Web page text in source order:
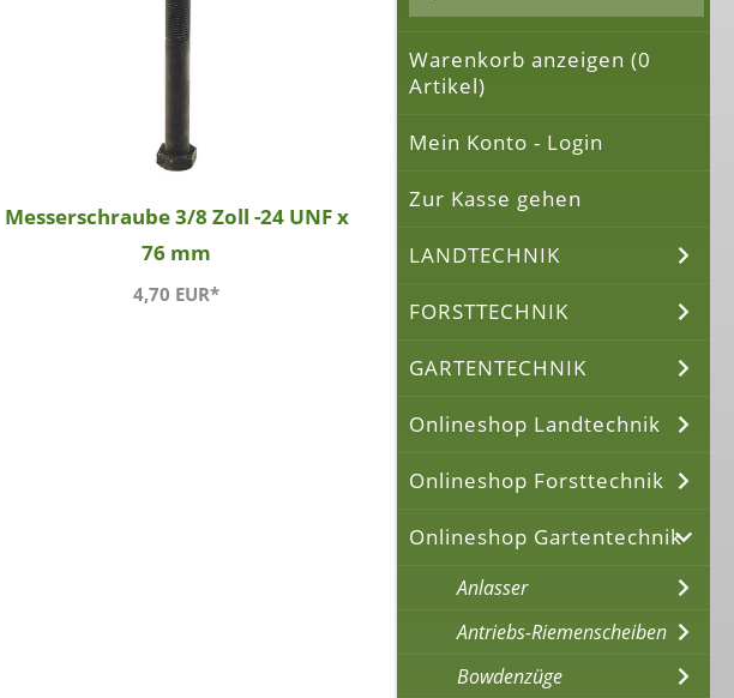
Warenkorb anzeigen (0
Artikel)
Mein Konto - Login
Zur Kasse gehen
LANDTECHNIK
FORSTTECHNIK
GARTENTECHNIK
Onlineshop Landtechnik
Onlineshop Forsttechnik
Onlineshop Gartentechnik
Anlasser
Antriebs-Riemenscheiben
Bowdenzüge
Messerschraube 3/8 Zoll -24 UNF x
76 mm
4,70 EUR*